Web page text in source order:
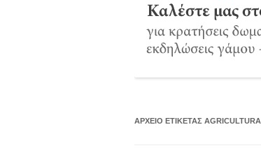
ΑΡΧΕΊΟ ΕΤΙΚΈΤΑΣ